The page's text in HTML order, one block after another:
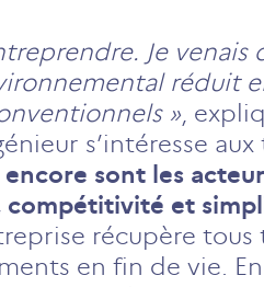
Je
réduit
»,
s’intéresse
sont les
et
récupère tous
en fin de vie.